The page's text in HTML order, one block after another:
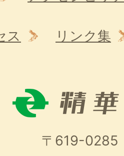
ス リンク集
〒619-0285